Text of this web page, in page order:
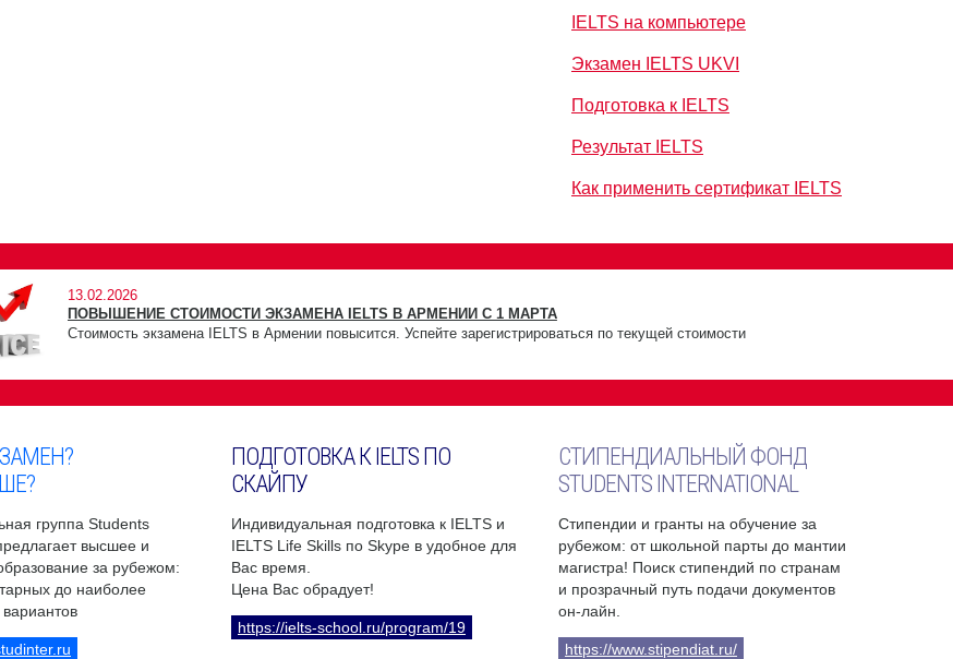
IELTS на компьютере
Экзамен IELTS UKVI
Подготовка к IELTS
Результат IELTS
Как применить сертификат IELTS
13.02.2026
ПОВЫШЕНИЕ СТОИМОСТИ ЭКЗАМЕНА IELTS В АРМЕНИИ С 1 МАРТА
Стоимость экзамена IELTS в Армении повысится. Успейте зарегистрироваться по текущей стоимости
группа Students
высшее и
за рубежом:
до наиболее
ПОДГОТОВКА К IELTS ПО
СКАЙПУ
Индивидуальная подготовка к IELTS и
IELTS Life Skills по Skype в удобное для
Вас время.
Цена Вас обрадует!
https://ielts-school.ru/program/19
СТИПЕНДИАЛЬНЫЙ ФОНД
STUDENTS INTERNATIONAL
Стипендии и гранты на обучение за
рубежом: от школьной парты до мантии
магистра! Поиск стипендий по странам
и прозрачный путь подачи документов
он-лайн.
https://www.stipendiat.ru/